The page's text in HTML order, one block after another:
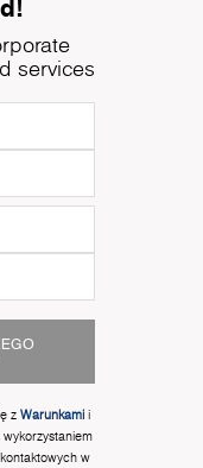
services
z Warunkamii
w